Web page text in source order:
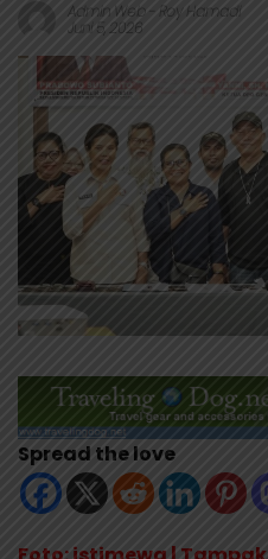
Admin Web - Roy Hamadi
Juni 5, 2026
Spread the love